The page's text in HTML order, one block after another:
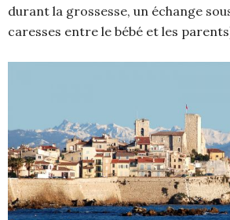
durant la grossesse, un échange
caresses entre le bébé et les